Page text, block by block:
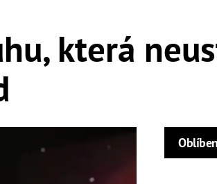
která